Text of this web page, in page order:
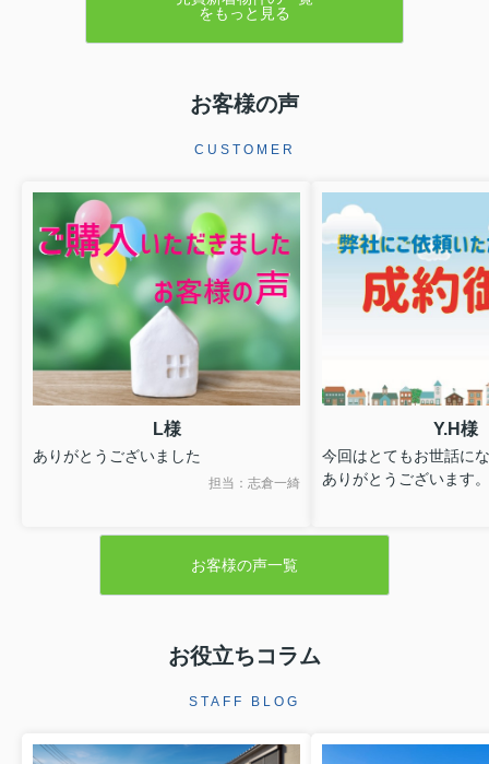
をもっと見る
お客様の声
CUSTOMER
L様
ありがとうございました
担当：志倉一綺
Y.H様
今回はとてもお世話に
ありがとうございます。
お客様の声一覧
お役立ちコラム
STAFF BLOG